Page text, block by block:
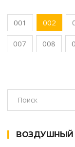
001 002
007 008
ВОЗДУШНЫЙ